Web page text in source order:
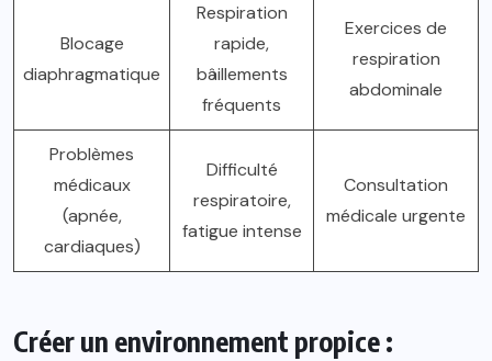
Blocage
diaphragmatique
Respiration
rapide,
bâillements
fréquents
Exercices de
respiration
abdominale
Problèmes
médicaux
(apnée,
cardiaques)
Difficulté
respiratoire,
fatigue intense
Consultation
médicale urgente
Créer un environnement propice :